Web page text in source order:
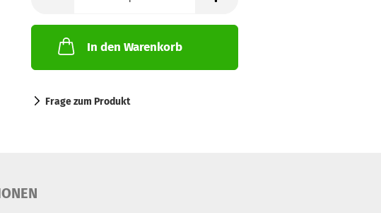
In den Warenkorb
Frage zum Produkt